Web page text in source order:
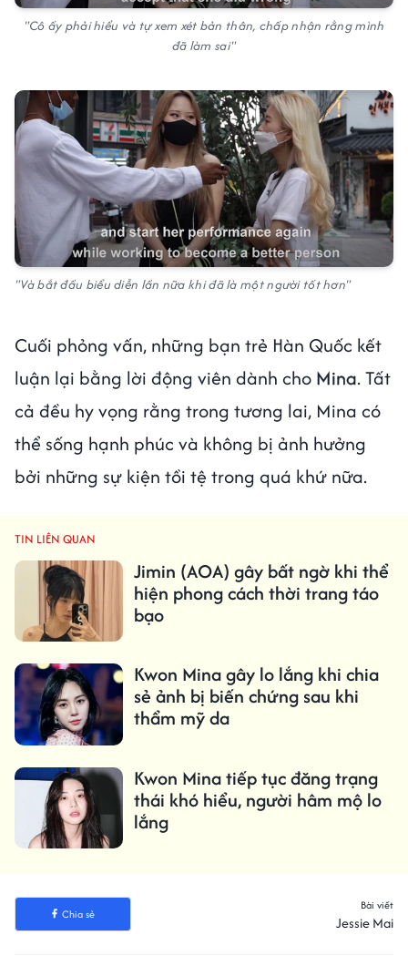
"Cô ấy phải hiểu và tự xem xét bản thân, chấp nhận rằng mình
đã làm sai"
"Và bắt đầu biểu diễn lần nữa khi đã là một người tốt hơn"
Cuối phỏng vấn, những bạn trẻ Hàn Quốc kết
luận lại bằng lời động viên dành cho Mina. Tất
cả đều hy vọng rằng trong tương lai, Mina có
thể sống hạnh phúc và không bị ảnh hưởng
bởi những sự kiện tồi tệ trong quá khứ nữa.
TIN LIÊN QUAN
Jimin (AOA) gây bất ngờ khi thể
hiện phong cách thời trang táo
bạo
Kwon Mina gây lo lắng khi chia
sẻ ảnh bị biến chứng sau khi
thẩm mỹ da
Kwon Mina tiếp tục đăng trạng
thái khó hiểu, người hâm mộ lo
lắng
Chia sẻ
Bài viết
Jessie Mai